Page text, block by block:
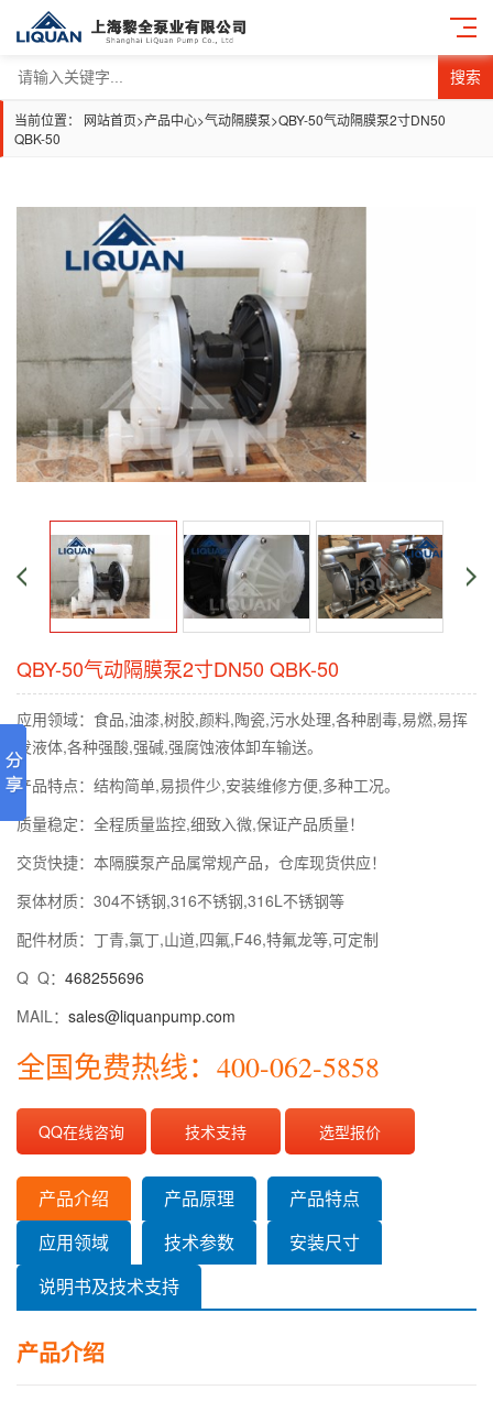
搜索
当前位置： 网站首页>产品中心>气动隔膜泵>QBY-50气动隔膜泵2寸DN50
QBK-50
QBY-50气动隔膜泵2寸DN50 QBK-50
应用领域：食品,油漆,树胶,颜料,陶瓷,污水处理,各种剧毒,易燃,易挥
发液体,各种强酸,强碱,强腐蚀液体卸车输送。
产品特点：结构简单,易损件少,安装维修方便,多种工况。
质量稳定：全程质量监控,细致入微,保证产品质量！
交货快捷：本隔膜泵产品属常规产品，仓库现货供应！
泵体材质：304不锈钢,316不锈钢,316L不锈钢等
配件材质：丁青,氯丁,山道,四氟,F46,特氟龙等,可定制
Q Q： 468255696
MAIL： sales@liquanpump.com
全国免费热线：400-062-5858
QQ在线咨询 技术支持 选型报价
产品介绍 产品原理
产品特点
应用领域
技术参数
安装尺寸
说明书及技术支持
产品介绍